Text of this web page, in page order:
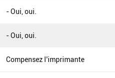
- Oui, oui.
- Oui, oui.
Compensez l'imprimante